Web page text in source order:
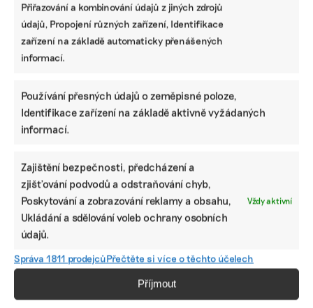
Přiřazování a kombinování údajů z jiných zdrojů
údajů, Propojení různých zařízení, Identifikace
zařízení na základě automaticky přenášených
informací.
Používání přesných údajů o zeměpisné poloze,
Identifikace zařízení na základě aktivně vyžádaných
informací.
Zajištění bezpečnosti, předcházení a
zjišťování podvodů a odstraňování chyb,
Poskytování a zobrazování reklamy a obsahu,
Ukládání a sdělování voleb ochrany osobních
údajů.
Vždy aktivní
Správa 1811 prodejcůPřečtěte si více o těchto účelech
Příjmout
Dodali
uhlíkové
kredity
v předstihu.
Amazonie
přineslo
Googlu a spol.
první výsledky
Dva roky
odkladu končí.
Firmy nad tisíc
reportovat
podle CSRD
regulace
týkající se